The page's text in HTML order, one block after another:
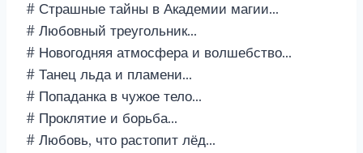
# Страшные тайны в Академии магии…
# Любовный треугольник…
# Новогодняя атмосфера и волшебство…
# Танец льда и пламени…
# Попаданка в чужое тело…
# Проклятие и борьба…
# Любовь, что растопит лёд…